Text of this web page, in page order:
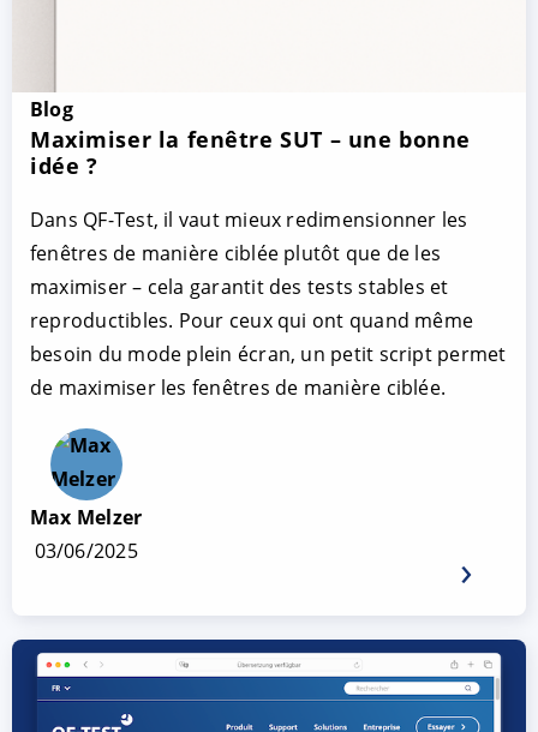
Blog
Maximiser la fenêtre SUT – une bonne
idée ?
Dans QF-Test, il vaut mieux redimensionner les
fenêtres de manière ciblée plutôt que de les
maximiser – cela garantit des tests stables et
reproductibles. Pour ceux qui ont quand même
besoin du mode plein écran, un petit script permet
de maximiser les fenêtres de manière ciblée.
Max Melzer
03/06/2025